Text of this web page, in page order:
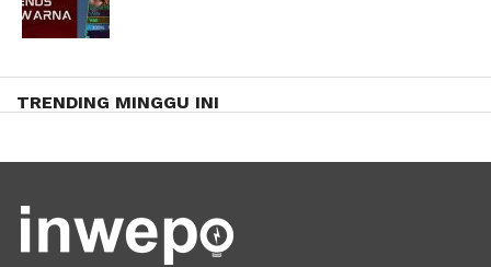
TRENDING MINGGU INI